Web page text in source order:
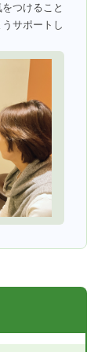
つけること
サポートし